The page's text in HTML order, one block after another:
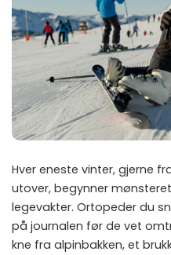
Hver eneste vinter, gjerne
utover, begynner
legevakter. Ortopeder du
på journalen før de vet
kne fra alpinbakken, et